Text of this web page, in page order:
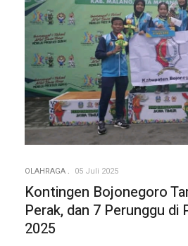
OLAHRAGA 05 Juli 2025
Kontingen Bojonegoro
Perak, dan 7 Perunggu
2025